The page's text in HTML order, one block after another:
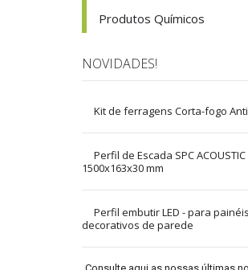
Produtos Químicos
NOVIDADES!
Kit de ferragens Corta-fogo
Perfil de Escada SPC ACOUSTIC
1500x163x30 mm
Perfil embutir LED - para painéis
decorativos de parede